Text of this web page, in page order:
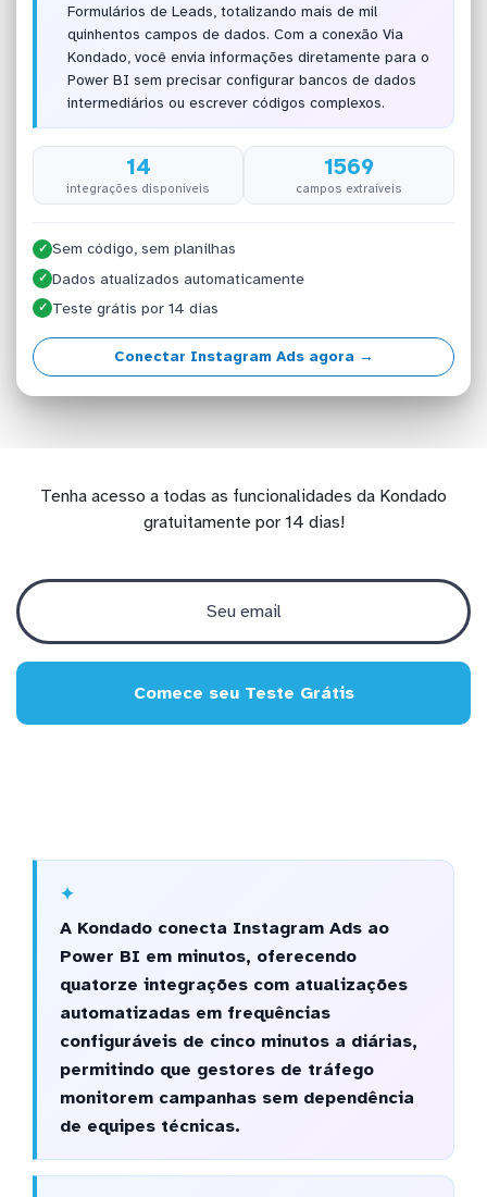
Formulários de Leads, totalizando mais de mil
quinhentos campos de dados. Com a conexão Via
Kondado, você envia informações diretamente para o
Power BI sem precisar configurar bancos de dados
intermediários ou escrever códigos complexos.
14
integrações disponíveis
1569
campos extraíveis
✓ Sem código, sem planilhas
✓ Dados atualizados automaticamente
✓ Teste grátis por 14 dias
Conectar Instagram Ads agora →
Tenha acesso a todas as funcionalidades da Kondado
gratuitamente por 14 dias!
Comece seu Teste Grátis
A Kondado conecta Instagram Ads ao
Power BI em minutos, oferecendo
quatorze integrações com atualizações
automatizadas em frequências
configuráveis de cinco minutos a diárias,
permitindo que gestores de tráfego
monitorem campanhas sem dependência
de equipes técnicas.